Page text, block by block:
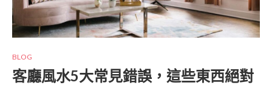
BLOG
客廳風水5大常見錯誤，這些東西絕對